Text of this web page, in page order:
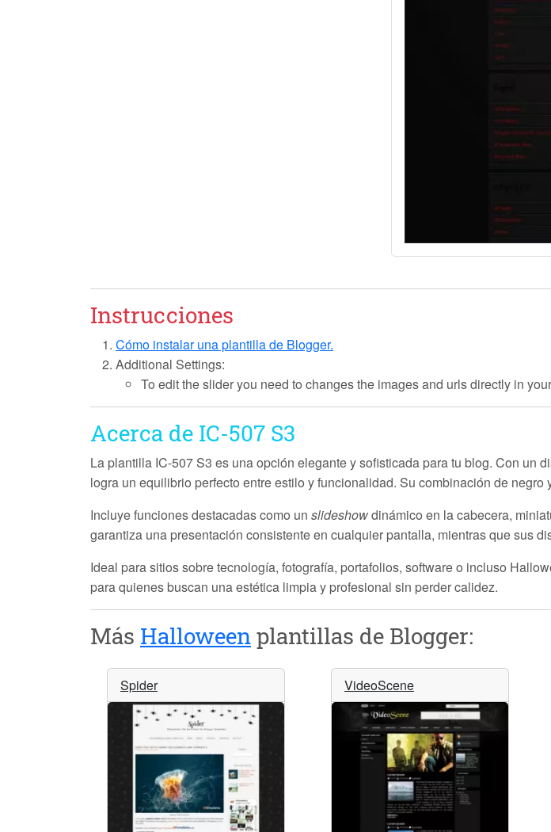
Instrucciones
Cómo instalar una plantilla de Blogger.
Additional Settings:
To edit the slider you need to changes the images and urls directly in
Acerca de IC-507 S3
La plantilla IC-507 S3 es una opción elegante y sofisticada para tu blog. Con un
logra un equilibrio perfecto entre estilo y funcionalidad. Su combinación de
Incluye funciones destacadas como un slideshowdinámico en la cabecera,
garantiza una presentación consistente en cualquier pantalla, mientras que sus
Ideal para sitios sobre tecnología, fotografía, portafolios, software o incluso
para quienes buscan una estética limpia y profesional sin perder calidez.
Más Halloweenplantillas de Blogger:
Spider VideoScene